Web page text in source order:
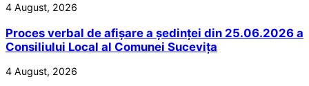
4 August, 2026
Proces verbal de afișare a ședinței din 25.06.2026 a
Consiliului Local al Comunei Sucevița
4 August, 2026